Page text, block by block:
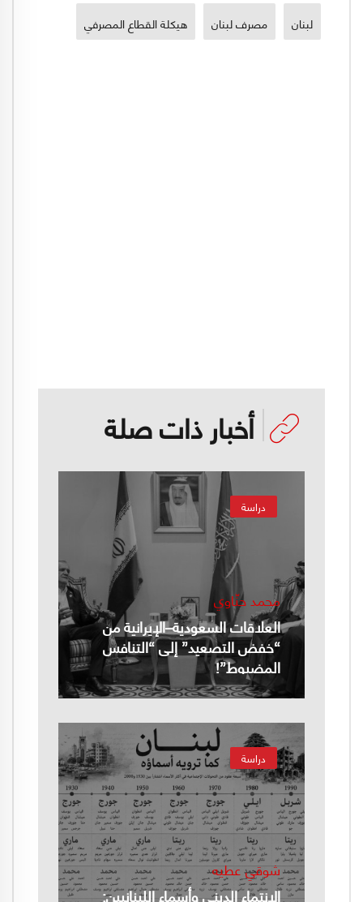
لبنان مصرف لبنان هيكلة القطاع المصرفي
أخبار ذات صلة
دراسة
محمد حنّاوي
العلاقات السعودية–الإيرانية من
“خفض التصعيد” إلى “التنافس
المضبوط”!
دراسة
شوقي عطيه
الانتماء الديني وأسماء اللبنانيين: